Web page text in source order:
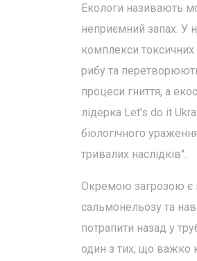
Екологи називають
неприємний запах. У
комплекси
рибу та
процеси гниття, а
лідерка Let's do it
біологічного
тривалих наслідків".
Окремою загрозою є
сальмонельозу та
потрапити назад у
один з тих, що важко